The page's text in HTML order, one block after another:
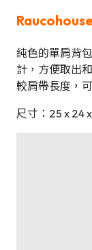
Raucohouse
純色的單肩背
計，方便取出
較肩帶長度，
尺寸：25 x 24